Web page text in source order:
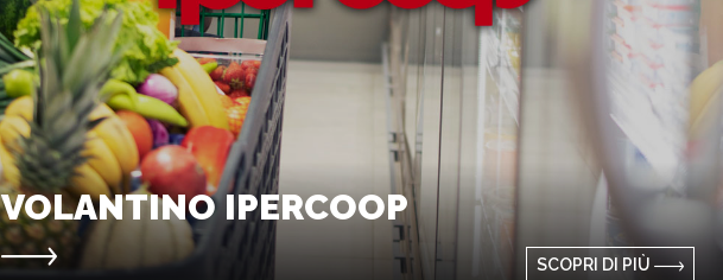
VOLANTINO IPERCOOP
SCOPRI DI PIÙ